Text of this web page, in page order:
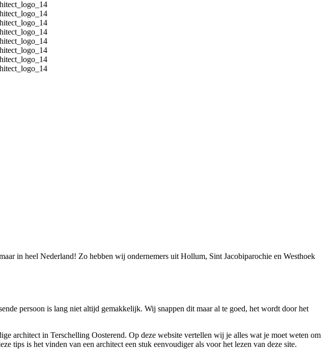
in heel Nederland! Zo hebben wij ondernemers uit Hollum, Sint Jacobiparochie en Westhoek
persoon is lang niet altijd gemakkelijk. Wij snappen dit maar al te goed, het wordt door het
architect in Terschelling Oosterend. Op deze website vertellen wij je alles wat je moet weten om
tips is het vinden van een architect een stuk eenvoudiger als voor het lezen van deze site.